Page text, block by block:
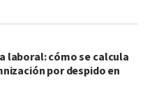
laboral: cómo se calcula
por despido en